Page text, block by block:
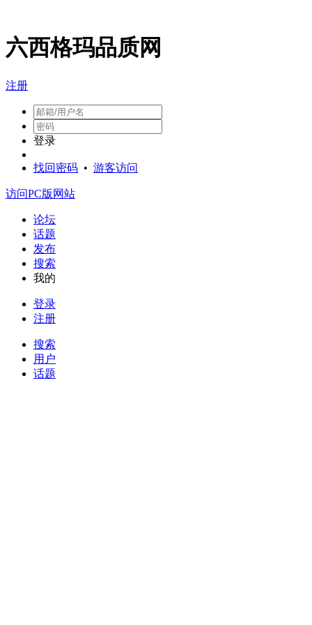
六西格玛品质网
注册
登录
找回密码 • 游客访问
访问PC版网站
论坛
话题
发布
搜索
我的
登录
注册
搜索
用户
话题